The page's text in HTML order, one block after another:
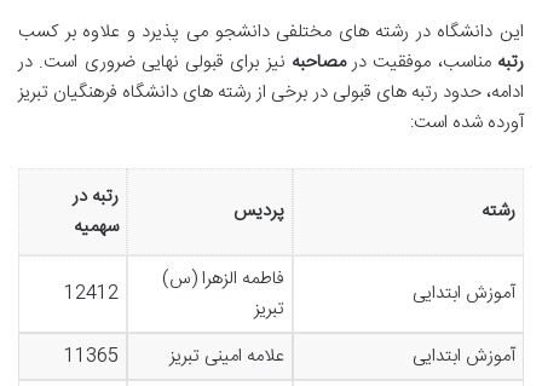
این دانشگاه در رشته های مختلفی دانشجو می پذیرد و علاوه بر کسب
رتبه مناسب، موفقیت درمصاحبه نیز برای قبولی نهایی ضروری است. در
ادامه، حدود رتبه های قبولی در برخی از رشته های دانشگاه فرهنگیان تبریز
آورده شده است:
رشته پردیس
رتبه در
سهمیه
آموزش ابتدایی
فاطمه الزهرا (س)
تبریز
12412
آموزش ابتدایی علامه امینی تبریز
11365